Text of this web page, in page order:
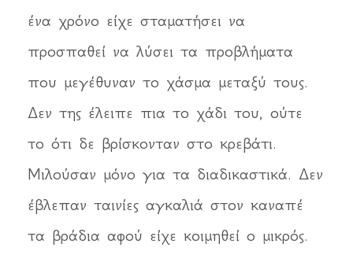
ένα χρόνο είχε σταματήσει να
προσπαθεί να λύσει τα προβλήματα
που μεγέθυναν το χάσμα μεταξύ τους.
Δεν της έλειπε πια το χάδι του, ούτε
το ότι δε βρίσκονταν στο κρεβάτι.
Μιλούσαν μόνο για τα διαδικαστικά. Δεν
έβλεπαν ταινίες αγκαλιά στον καναπέ
τα βράδια αφού είχε κοιμηθεί ο μικρός.